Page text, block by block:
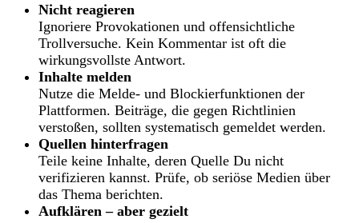
Nicht reagieren
Ignoriere Provokationen und offensichtliche
Trollversuche. Kein Kommentar ist oft die
wirkungsvollste Antwort.
Inhalte melden
Nutze die Melde- und Blockierfunktionen der
Plattformen. Beiträge, die gegen Richtlinien
verstoßen, sollten systematisch gemeldet werden.
Quellen hinterfragen
Teile keine Inhalte, deren Quelle Du nicht
verifizieren kannst. Prüfe, ob seriöse Medien über
das Thema berichten.
Aufklären – aber gezielt